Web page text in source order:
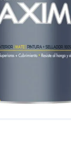
9.
abanico
10. puerta